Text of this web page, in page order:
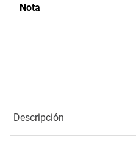
Nota
Descripción